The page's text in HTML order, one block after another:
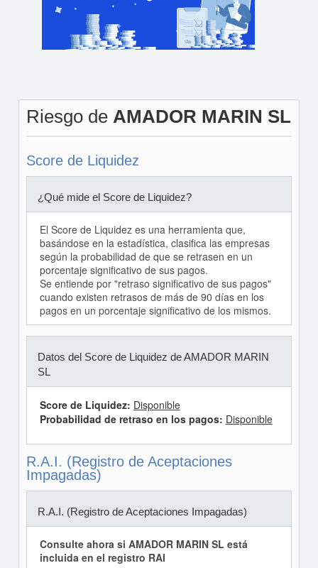
Riesgo de AMADOR MARIN SL
Score de Liquidez
¿Qué mide el Score de Liquidez?
El Score de Liquidez es una herramienta que,
basándose en la estadística, clasifica las empresas
según la probabilidad de que se retrasen en un
porcentaje significativo de sus pagos.
Se entiende por "retraso significativo de sus pagos"
cuando existen retrasos de más de 90 días en los
pagos en un porcentaje significativo de los mismos.
Datos del Score de Liquidez de AMADOR MARIN
SL
Score de Liquidez: Disponible
Probabilidad de retraso en los pagos: Disponible
R.A.I. (Registro de Aceptaciones
Impagadas)
R.A.I. (Registro de Aceptaciones Impagadas)
Consulte ahora si AMADOR MARIN SL está
incluida en el registro RAI